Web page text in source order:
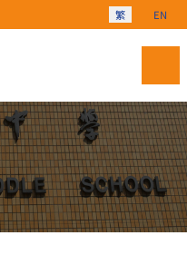
選擇你的語言
繁 EN